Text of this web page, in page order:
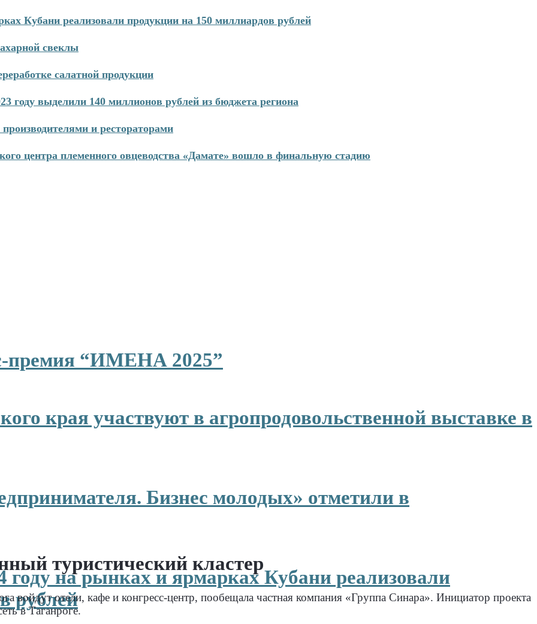
Кубани реализовали продукции на 150 миллиардов рублей
свеклы
салатной продукции
выделили 140 миллионов рублей из бюджета региона
и рестораторами
центра племенного овцеводства «Дамате» вошло в финальную стадию
премия “ИМЕНА 2025”
края участвуют в агропродовольственной выставке в
Бизнес молодых» отметили в
на рынках и ярмарках Кубани реализовали
рублей
туристический кластер
войдут отели, кафе и конгресс-центр, пообещала частная компания «Группа Синара». Инициатор проекта
в Таганроге.